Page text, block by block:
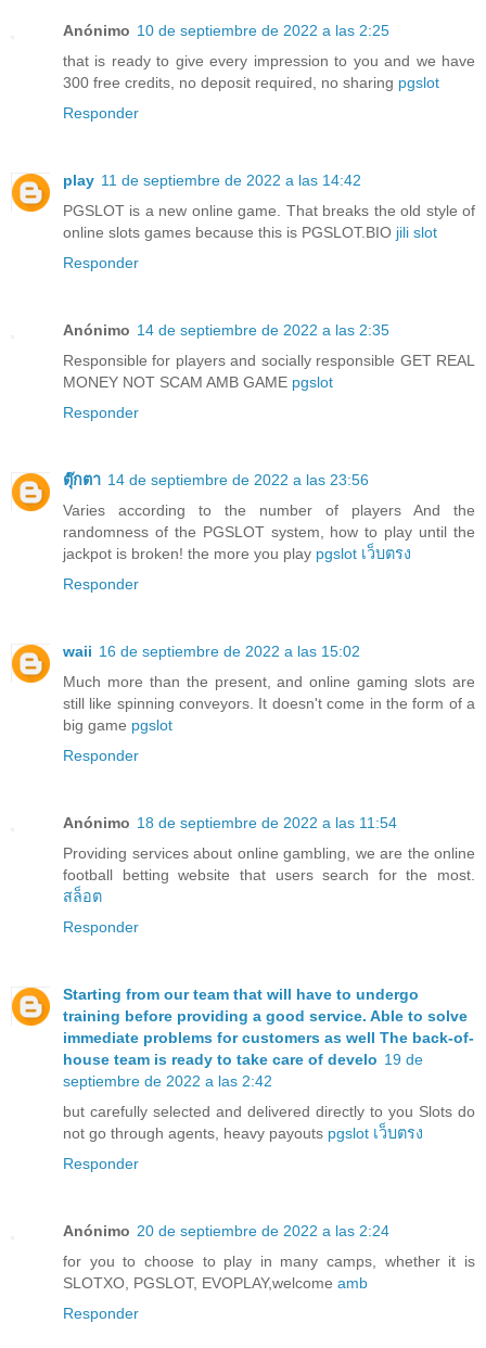
Anónimo 10 de septiembre de 2022 a las 2:25
that is ready to give every impression to you and we have
300 free credits, no deposit required, no sharing pgslot
Responder
play 11 de septiembre de 2022 a las 14:42
PGSLOT is a new online game. That breaks the old style of
online slots games because this is PGSLOT.BIO jili slot
Responder
Anónimo 14 de septiembre de 2022 a las 2:35
Responsible for players and socially responsible GET REAL
MONEY NOT SCAM AMB GAME pgslot
Responder
ตุ๊กตา 14 de septiembre de 2022 a las 23:56
Varies according to the number of players And the
randomness of the PGSLOT system, how to play until the
jackpot is broken! the more you play pgslot เว็บตรง
Responder
waii 16 de septiembre de 2022 a las 15:02
Much more than the present, and online gaming slots are
still like spinning conveyors. It doesn't come in the form of a
big game pgslot
Responder
Anónimo 18 de septiembre de 2022 a las 11:54
Providing services about online gambling, we are the online
football betting website that users search for the most.
สล็อต
Responder
Starting from our team that will have to undergo
training before providing a good service. Able to solve
immediate problems for customers as well The back-of-
house team is ready to take care of develo 19 de
septiembre de 2022 a las 2:42
but carefully selected and delivered directly to you Slots do
not go through agents, heavy payouts pgslot เว็บตรง
Responder
Anónimo 20 de septiembre de 2022 a las 2:24
for you to choose to play in many camps, whether it is
SLOTXO, PGSLOT, EVOPLAY,welcome amb
Responder